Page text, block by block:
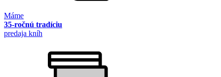
Máme
35-ročnú tradíciu
predaja kníh